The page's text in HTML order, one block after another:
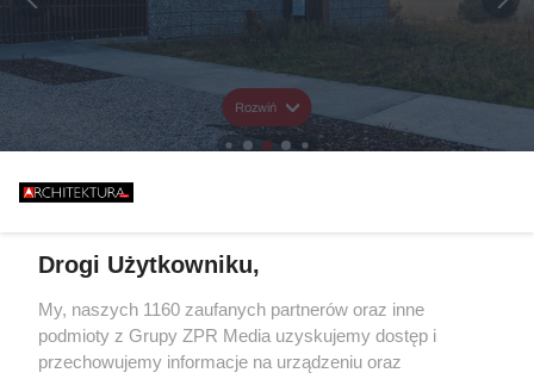
Rozwiń
Drogi Użytkowniku,
My, naszych 1160 zaufanych partnerów oraz inne
podmioty z Grupy ZPR Media uzyskujemy dostęp i
przechowujemy informacje na urządzeniu oraz